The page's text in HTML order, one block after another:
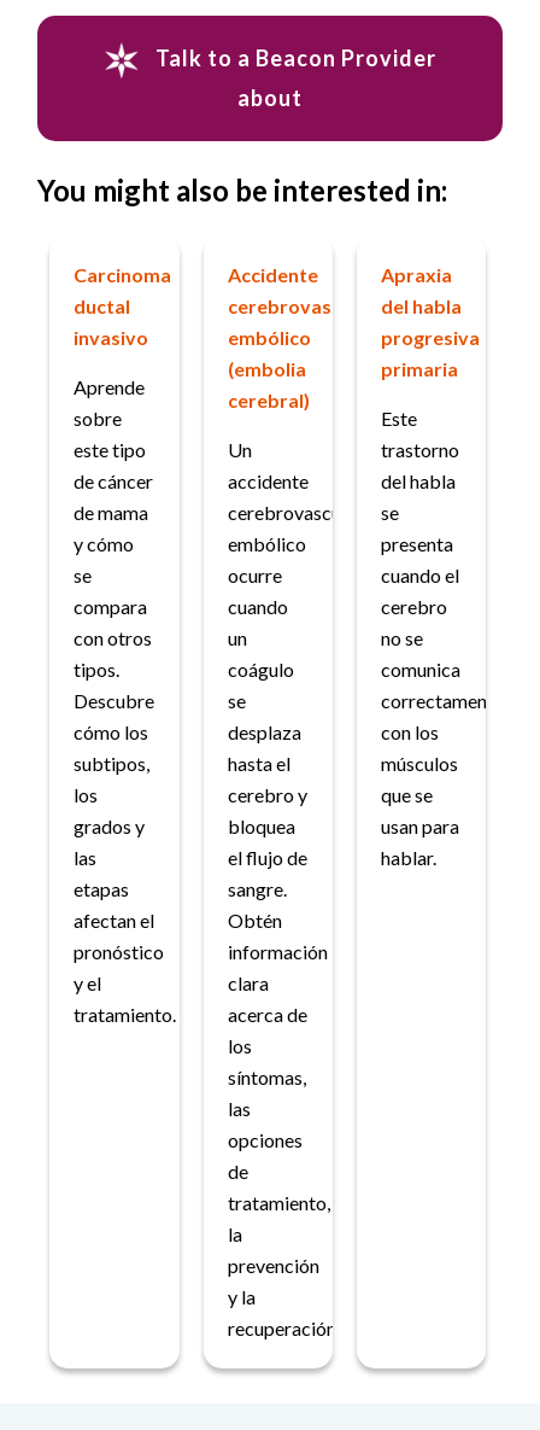
Talk to a Beacon Provider
about
You might also be interested in:
Carcinoma
ductal
invasivo
Aprende
sobre
este tipo
de cáncer
de mama
y cómo
se
compara
con otros
tipos.
Descubre
cómo los
subtipos,
los
grados y
las
etapas
afectan el
pronóstico
y el
tratamiento.
Accidente
cerebrovascular
embólico
(embolia
cerebral)
Un
accidente
cerebrovascular
embólico
ocurre
cuando
un
coágulo
se
desplaza
hasta el
cerebro y
bloquea
el flujo de
sangre.
Obtén
información
clara
acerca de
los
síntomas,
las
opciones
de
tratamiento,
la
prevención
y la
recuperación.
Apraxia
del habla
progresiva
primaria
Este
trastorno
del habla
se
presenta
cuando el
cerebro
no se
comunica
correctamente
con los
músculos
que se
usan para
hablar.